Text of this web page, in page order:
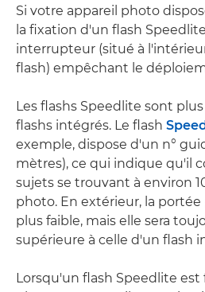
Si votre appareil photo
la fixation d'un flash
interrupteur (situé à
flash) empêchant le
Les flashs Speedlite sont
flashs intégrés. Le flash
exemple, dispose d'un n°
mètres), ce qui indique qu'il
sujets se trouvant à environ
photo. En extérieur, la
plus faible, mais elle sera
supérieure à celle d'un flash
Lorsqu'un flash Speedlite est